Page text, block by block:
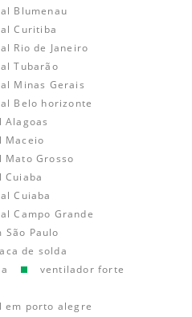
Blumenau
Curitiba
Rio de Janeiro
Tubarão
Minas Gerais
Belo horizonte
Alagoas
Maceio
Mato Grosso
Cuiaba
Cuiaba
Campo Grande
São Paulo
de solda
ventilador forte
em porto alegre